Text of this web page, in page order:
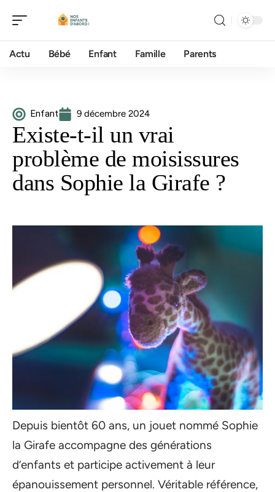
Actu Bébé Enfant Famille Parents
Enfant 9 décembre 2024
Existe-t-il un vrai
problème de moisissures
dans Sophie la Girafe ?
Depuis bientôt 60 ans, un jouet nommé Sophie
la Girafe accompagne des générations
d’enfants et participe activement à leur
épanouissement personnel. Véritable référence,